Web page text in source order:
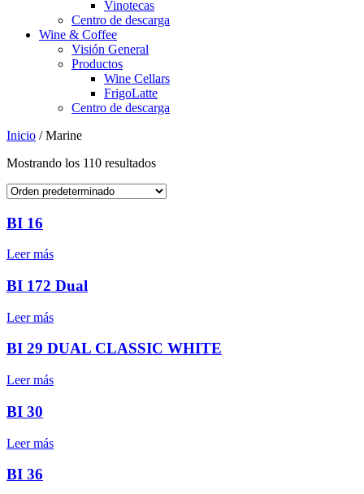
Vinotecas
Centro de descarga
Wine & Coffee
Visión General
Productos
Wine Cellars
FrigoLatte
Centro de descarga
Inicio / Marine
Mostrando los 110 resultados
BI 16
Leer más
BI 172 Dual
Leer más
BI 29 DUAL CLASSIC WHITE
Leer más
BI 30
Leer más
BI 36